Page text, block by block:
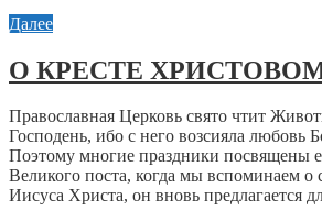
Далее
О КРЕСТЕ
Православная Церковь свято чтит
Господень, ибо с него возсияла любовь
Поэтому многие праздники посвящены
Великого поста, когда мы вспоминаем о
Иисуса Христа, он вновь предлагается